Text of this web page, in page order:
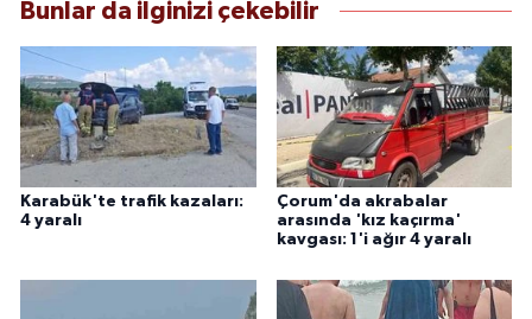
Bunlar da ilginizi çekebilir
Karabük'te trafik kazaları:
4 yaralı
Çorum'da akrabalar
arasında 'kız kaçırma'
kavgası: 1'i ağır 4 yaralı